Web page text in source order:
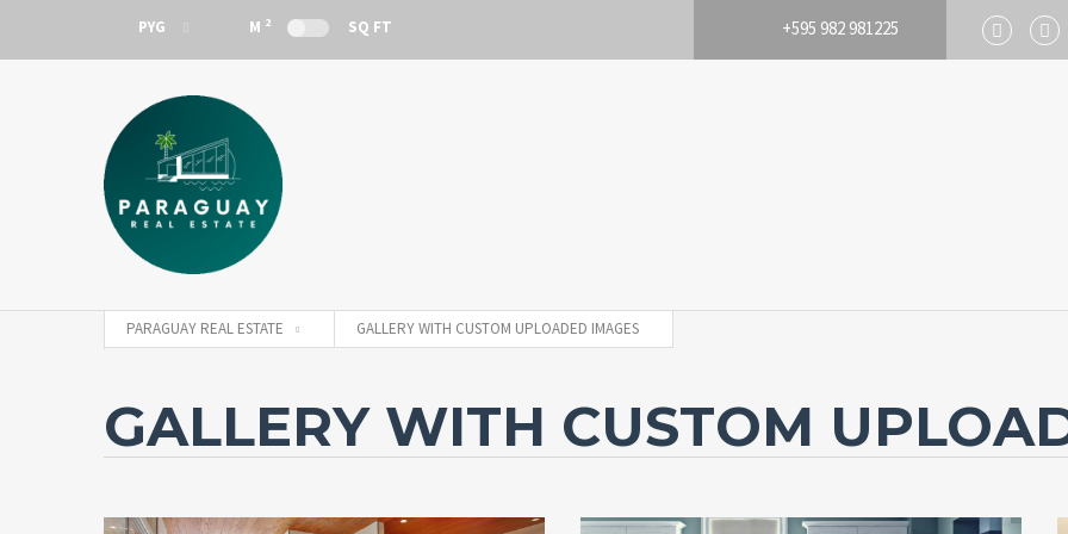
PYG
PYG
M 2 SQ FT +595 982 981225
PARAGUAY REAL ESTATE GALLERY WITH CUSTOM UPLOADED IMAGES
GALLERY WITH CUSTOM